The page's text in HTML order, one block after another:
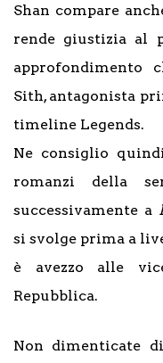
Shan compare
rende giustizia al
approfondimento
Sith, antagonista
timeline Legends.
Ne consiglio
romanzi della
successivamente a
si svolge prima a
è avezzo alle
Repubblica.
Non dimenticate